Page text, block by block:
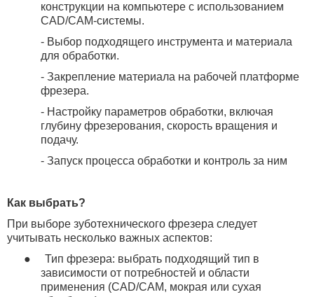
конструкции на компьютере с использованием
CAD/CAM-системы.
- Выбор подходящего инструмента и материала
для обработки.
- Закрепление материала на рабочей платформе
фрезера.
- Настройку параметров обработки, включая
глубину фрезерования, скорость вращения и
подачу.
- Запуск процесса обработки и контроль за ним
Как выбрать?
При выборе зуботехнического фрезера следует
учитывать несколько важных аспектов:
●
Тип фрезера: выбрать подходящий тип в
зависимости от потребностей и области
применения (CAD/CAM, мокрая или сухая